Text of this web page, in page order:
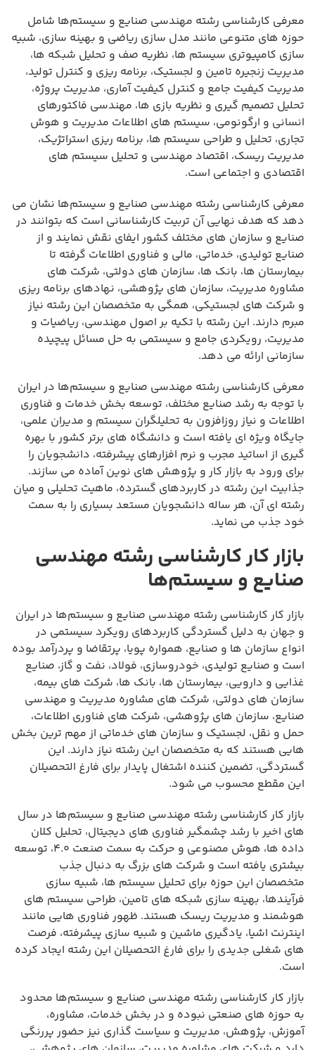
معرفی کارشناسی رشته مهندسی صنایع و سیستم‌ها شامل
حوزه های متنوعی مانند مدل سازی ریاضی و بهینه سازی، شبیه
سازی کامپیوتری سیستم ها، نظریه صف و تحلیل شبکه ها،
مدیریت زنجیره تامین و لجستیک، برنامه ریزی و کنترل تولید،
مدیریت کیفیت جامع و کنترل کیفیت آماری، مدیریت پروژه،
تحلیل تصمیم گیری و نظریه بازی ها، مهندسی فاکتورهای
انسانی و ارگونومی، سیستم های اطلاعات مدیریت و هوش
تجاری، تحلیل و طراحی سیستم ها، برنامه ریزی استراتژیک،
مدیریت ریسک، اقتصاد مهندسی و تحلیل سیستم های
اقتصادی و اجتماعی است.
معرفی کارشناسی رشته مهندسی صنایع و سیستم‌ها نشان می
دهد که هدف نهایی آن تربیت کارشناسانی است که بتوانند در
صنایع و سازمان های مختلف کشور ایفای نقش نمایند و از
صنایع تولیدی، خدماتی، مالی و فناوری اطلاعات گرفته تا
بیمارستان ها، بانک ها، سازمان های دولتی، شرکت های
مشاوره مدیریت، سازمان های پژوهشی، نهادهای برنامه ریزی
و شرکت های لجستیکی، همگی به متخصصان این رشته نیاز
مبرم دارند. این رشته با تکیه بر اصول مهندسی، ریاضیات و
مدیریت، رویکردی جامع و سیستمی به حل مسائل پیچیده
سازمانی ارائه می دهد.
معرفی کارشناسی رشته مهندسی صنایع و سیستم‌ها در ایران
با توجه به رشد صنایع مختلف، توسعه بخش خدمات و فناوری
اطلاعات و نیاز روزافزون به تحلیلگران سیستم و مدیران علمی،
جایگاه ویژه ای یافته است و دانشگاه های برتر کشور با بهره
گیری از اساتید مجرب و نرم افزارهای پیشرفته، دانشجویان را
برای ورود به بازار کار و پژوهش های نوین آماده می سازند.
جذابیت این رشته در کاربردهای گسترده، ماهیت تحلیلی و میان
رشته ای آن، هر ساله دانشجویان مستعد بسیاری را به سمت
خود جذب می نماید.
بازار کار کارشناسی رشته مهندسی
صنایع و سیستم‌ها
بازار کار کارشناسی رشته مهندسی صنایع و سیستم‌ها در ایران
و جهان به دلیل گستردگی کاربردهای رویکرد سیستمی در
انواع سازمان ها و صنایع، همواره پویا، پرتقاضا و پردرآمد بوده
است و صنایع تولیدی، خودروسازی، فولاد، نفت و گاز، صنایع
غذایی و دارویی، بیمارستان ها، بانک ها، شرکت های بیمه،
سازمان های دولتی، شرکت های مشاوره مدیریت و مهندسی
صنایع، سازمان های پژوهشی، شرکت های فناوری اطلاعات،
حمل و نقل، لجستیک و سازمان های خدماتی از مهم ترین بخش
هایی هستند که به متخصصان این رشته نیاز دارند. این
گستردگی، تضمین کننده اشتغال پایدار برای فارغ التحصیلان
این مقطع محسوب می شود.
بازار کار کارشناسی رشته مهندسی صنایع و سیستم‌ها در سال
های اخیر با رشد چشمگیر فناوری های دیجیتال، تحلیل کلان
داده ها، هوش مصنوعی و حرکت به سمت صنعت ۴.۰، توسعه
بیشتری یافته است و شرکت های بزرگ به دنبال جذب
متخصصان این حوزه برای تحلیل سیستم ها، شبیه سازی
فرآیندها، بهینه سازی شبکه های تامین، طراحی سیستم های
هوشمند و مدیریت ریسک هستند. ظهور فناوری هایی مانند
اینترنت اشیا، یادگیری ماشین و شبیه سازی پیشرفته، فرصت
های شغلی جدیدی را برای فارغ التحصیلان این رشته ایجاد کرده
است.
بازار کار کارشناسی رشته مهندسی صنایع و سیستم‌ها محدود
به حوزه های صنعتی نبوده و در بخش خدمات، مشاوره،
آموزش، پژوهش، مدیریت و سیاست گذاری نیز حضور پررنگی